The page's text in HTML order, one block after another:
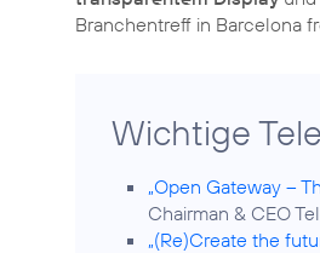
Branchentreff in Barcelona
Wichtige
„Open Gateway –
Chairman & CEO
„(Re)Create the